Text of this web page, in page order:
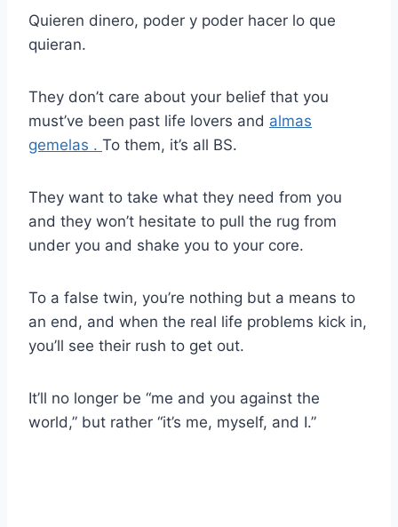
Quieren dinero, poder y poder hacer lo que
quieran.
They don’t care about your belief that you
must’ve been past life lovers and almas
gemelas . To them, it’s all BS.
They want to take what they need from you
and they won’t hesitate to pull the rug from
under you and shake you to your core.
To a false twin, you’re nothing but a means to
an end, and when the real life problems kick in,
you’ll see their rush to get out.
It’ll no longer be “me and you against the
world,” but rather “it’s me, myself, and I.”